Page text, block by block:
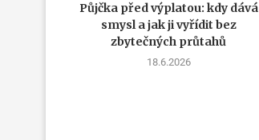
Půjčka před výplatou: kdy dává
smysl a jak ji vyřídit bez
zbytečných průtahů
18.6.2026